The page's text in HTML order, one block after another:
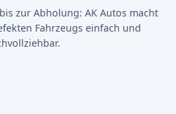
zur Abholung: AK Autos macht
Fahrzeugs einfach und